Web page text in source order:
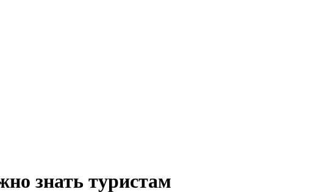
+7 (495) 920-51-49
знать туристам